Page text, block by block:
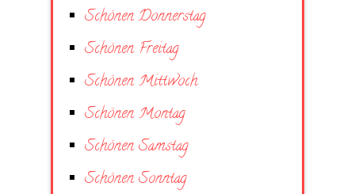
Schönen Donnerstag
Schönen Freitag
Schönen Mittwoch
Schönen Montag
Schönen Samstag
Schönen Sonntag